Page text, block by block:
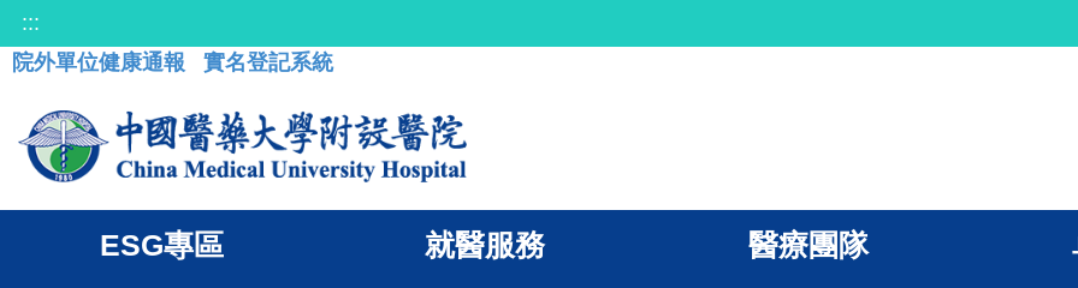
:::
院外單位健康通報
實名登記系統
ESG專區 就醫服務 醫療團隊